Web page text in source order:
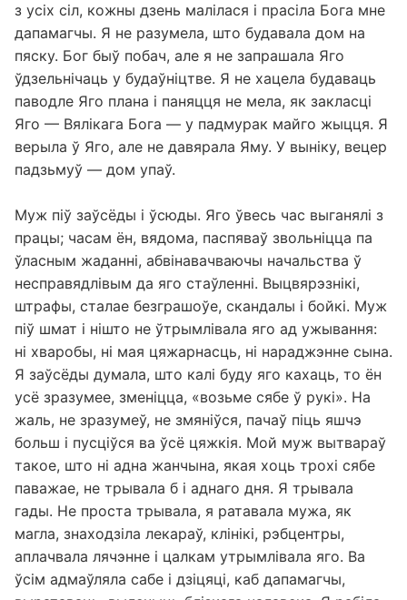
з усіх сіл, кожны дзень малілася і прасіла Бога мне
дапамагчы. Я не разумела, што будавала дом на
пяску. Бог быў побач, але я не запрашала Яго
ўдзельнічаць у будаўніцтве. Я не хацела будаваць
паводле Яго плана і паняцця не мела, як закласці
Яго — Вялікага Бога — у падмурак майго жыцця. Я
верыла ў Яго, але не давярала Яму. У выніку, вецер
падзьмуў — дом упаў.
Муж піў заўсёды і ўсюды. Яго ўвесь час выганялі з
працы; часам ён, вядома, паспяваў звольніцца па
ўласным жаданні, абвінавачваючы начальства ў
несправядлівым да яго стаўленні. Выцвярэзнікі,
штрафы, сталае безграшоўе, скандалы і бойкі. Муж
піў шмат і нішто не ўтрымлівала яго ад ужывання:
ні хваробы, ні мая цяжарнасць, ні нараджэнне сына.
Я заўсёды думала, што калі буду яго кахаць, то ён
усё зразумее, зменіцца, «возьме сябе ў рукі». На
жаль, не зразумеў, не змяніўся, пачаў піць яшчэ
больш і пусціўся ва ўсё цяжкія. Мой муж вытвараў
такое, што ні адна жанчына, якая хоць трохі сябе
паважае, не трывала б і аднаго дня. Я трывала
гады. Не проста трывала, я ратавала мужа, як
магла, знаходзіла лекараў, клінікі, рэбцентры,
аплачвала лячэнне і цалкам утрымлівала яго. Ва
ўсім адмаўляла сабе і дзіцяці, каб дапамагчы,